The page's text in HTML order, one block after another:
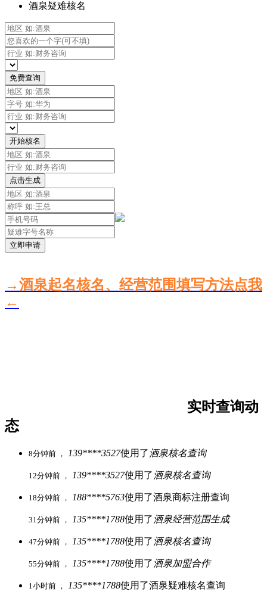
酒泉疑难核名
免费查询
开始核名
点击生成
立即申请
→酒泉起名核名、经营范围填写方法点我
←
实时查询动
态
8分钟前 ， 139****3527使用了 酒泉核名查询
12分钟前 ， 139****3527使用了 酒泉核名查询
18分钟前 ， 188****5763使用了酒泉商标注册查询
31分钟前 ， 135****1788使用了 酒泉经营范围生成
47分钟前 ， 135****1788使用了 酒泉核名查询
55分钟前 ， 135****1788使用了 酒泉加盟合作
1小时前 ， 135****1788使用了酒泉疑难核名查询